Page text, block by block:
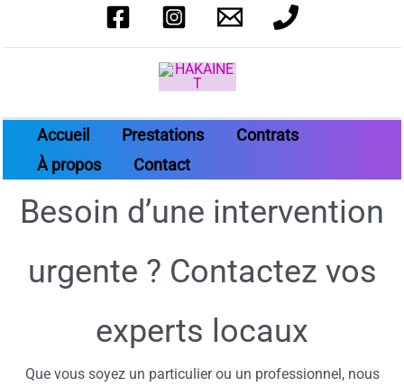
Accueil Prestations
Contrats
À propos
Contact
Besoin d’une intervention
urgente ? Contactez vos
experts locaux
Que vous soyez un particulier ou un professionnel, nous